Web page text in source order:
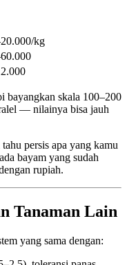
kg
bayangkan skala 100–200
— nilainya bisa jauh
persis apa yang kamu
bayam yang sudah
rupiah.
Tanaman Lain
yang sama dengan: